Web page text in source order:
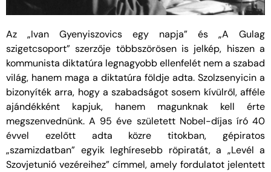
Az „Ivan Gyenyiszovics egy napja” és „A Gulag
szigetcsoport” szerzője többszörösen is jelkép, hiszen a
kommunista diktatúra legnagyobb ellenfelét nem a szabad
világ, hanem maga a diktatúra földje adta. Szolzsenyicin a
bizonyíték arra, hogy a szabadságot sosem kívülről, afféle
ajándékként kapjuk, hanem magunknak kell érte
megszenvednünk. A 95 éve született Nobel-díjas író 40
évvel ezelőtt adta közre titokban, gépiratos
„szamizdatban” egyik leghíresebb röpiratát, a „Levél a
Szovjetunió vezéreihez” címmel, amely fordulatot jelentett